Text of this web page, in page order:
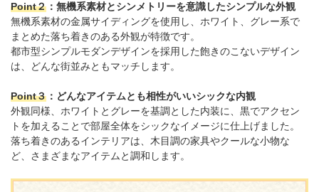
Point２ ：無機系素材とシンメトリーを意識したシンプルな外観
無機系素材の金属サイディングを使用し、ホワイト、グレー系で
まとめた落ち着きのある外観が特徴です。
都市型シンプルモダンデザインを採用した飽きのこないデザイン
は、どんな街並みともマッチします。
Point３ ：どんなアイテムとも相性がいいシックな内観
外観同様、ホワイトとグレーを基調とした内装に、黒でアクセン
トを加えることで部屋全体をシックなイメージに仕上げました。
落ち着きのあるインテリアは、木目調の家具やクールな小物な
ど、さまざまなアイテムと調和します。